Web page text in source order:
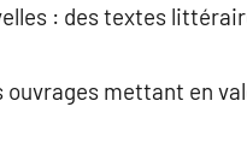
: des textes
ouvrages mettant en